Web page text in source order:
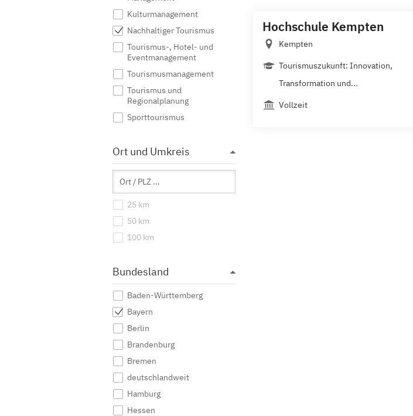
Kulturmanagement
Nachhaltiger Tourismus
Tourismus-, Hotel- und
Eventmanagement
Tourismusmanagement
Tourismus und
Regionalplanung
Sporttourismus
Ort und Umkreis
25 km
50 km
100 km
Bundesland
Baden-Württemberg
Bayern
Berlin
Brandenburg
Bremen
deutschlandweit
Hamburg
Hessen
Hochschule Kempten
Kempten
Tourismuszukunft: Innovation,
Transformation und...
Vollzeit